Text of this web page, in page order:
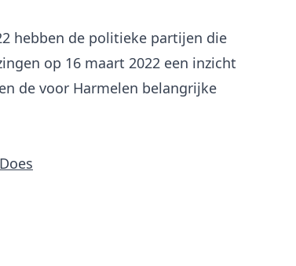
hebben de politieke partijen die
op 16 maart 2022 een inzicht
de voor Harmelen belangrijke